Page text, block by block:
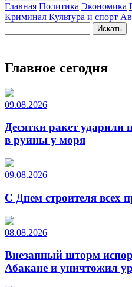
Главная Политика Экономика
Криминал Культура и спорт
Главное сегодня
09.08.2026
Десятки ракет ударили
в руины у моря
09.08.2026
С Днем строителя всех
08.08.2026
Внезапный шторм
Абакане и уничтожил